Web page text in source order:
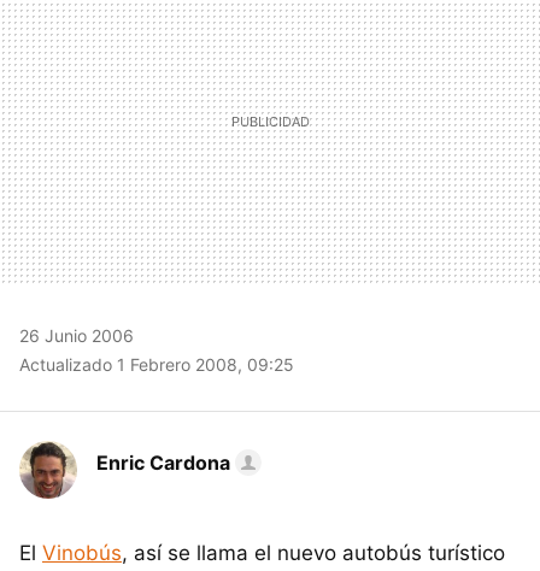
26 Junio 2006
Actualizado 1 Febrero 2008, 09:25
Enric Cardona
El Vinobús, así se llama el nuevo autobús turístico